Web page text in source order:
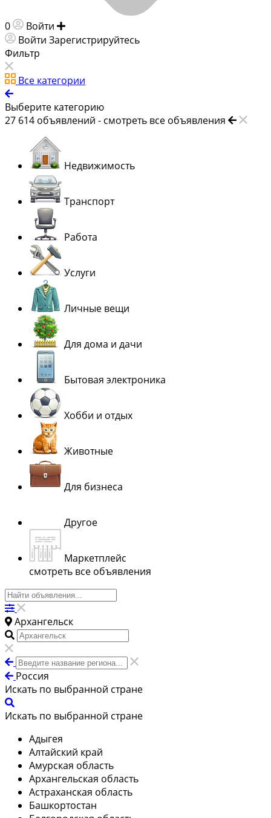
0 Войти
Войти Зарегистрируйтесь
Фильтр
Все категории
Выберите категорию
27 614 объявлений - смотреть все объявления
Недвижимость
Транспорт
Работа
Услуги
Личные вещи
Для дома и дачи
Бытовая электроника
Хобби и отдых
Животные
Для бизнеса
Другое
Маркетплейс
смотреть все объявления
Архангельск
Россия
Искать по выбранной стране
Искать по выбранной стране
Адыгея
Алтайский край
Амурская область
Архангельская область
Астраханская область
Башкортостан